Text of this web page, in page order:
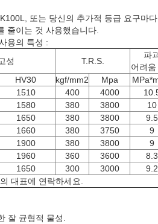
또는 당신의 추가적 등급 요구마
줄이는 것 사용했습니다.
용의 특성 :
성 T.R.S.
파
어려
HV30 kgf/mm2 Mpa
1510 400 4000
1580 380 3800
10
1650 380 3800
9.5
1660 380 3750
9
1900 380 3800
9
1960 360 3600
8.3
1650 300 3000
9.2
대표에 연락하세요.
잘 균형적 물성.